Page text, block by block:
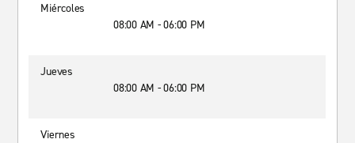
Miércoles
08:00 AM - 06:00 PM
Jueves
08:00 AM - 06:00 PM
Viernes